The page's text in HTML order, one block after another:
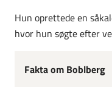
Hun oprettede en
hvor hun søgte efter
Fakta om Boblberg